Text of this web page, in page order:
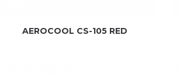
AEROCOOL CS-105 RED